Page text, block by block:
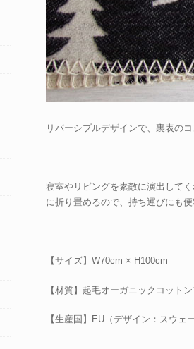
リバーシブルデザインで、裏表の
寝室やリビングを素敵に演出して
に折り畳めるので、持ち運びにも便
【サイズ】W70cm × H100cm
【材質】起毛オーガニックコット
【生産国】EU（デザイン：スウェ